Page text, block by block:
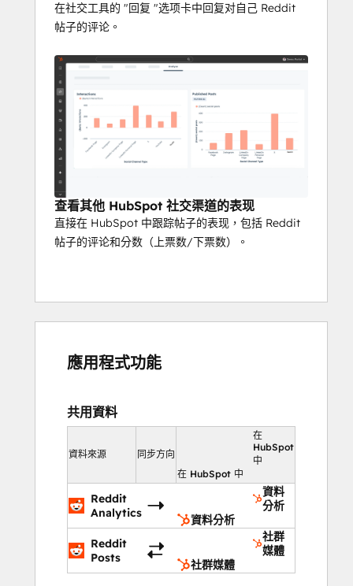
在社交工具的 "回复 "选项卡中回复对自己 Reddit
帖子的评论。
查看其他 HubSpot 社交渠道的表现
直接在 HubSpot 中跟踪帖子的表现，包括 Reddit
帖子的评论和分数（上票数/下票数）。
應用程式功能
共用資料
資料來源 同步方向
在
HubSpot
中
在 HubSpot 中
Reddit
Analytics
資料
分析
資料分析
Reddit
Posts
社群
媒體
社群媒體